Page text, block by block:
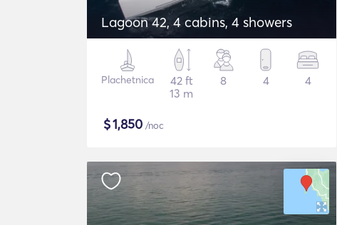
Lagoon 42, 4 cabins, 4 showers
Plachetnica
42 ft
13 m
8 4 4
$1,850 /noc